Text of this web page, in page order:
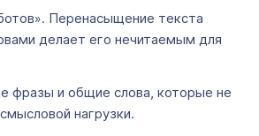
Перенасыщение текста
делает его нечитаемым для
фразы и общие слова, которые не
нагрузки.